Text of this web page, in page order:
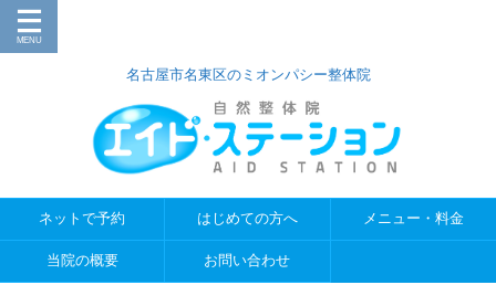
名古屋市名東区のミオンパシー整体院
ネットで予約 はじめての方へ メニュー・料金
当院の概要 お問い合わせ